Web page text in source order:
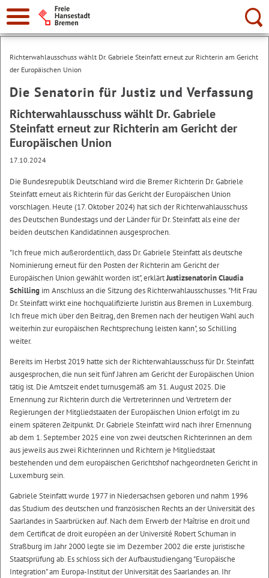
Suche:
Richterwahlausschuss wählt Dr. Gabriele Steinfatt erneut zur Richterin am Gericht
der Europäischen Union
Die Senatorin für Justiz und Verfassung
Richterwahlausschuss wählt Dr. Gabriele
Steinfatt erneut zur Richterin am Gericht der
Europäischen Union
17.10.2024
Die Bundesrepublik Deutschland wird die Bremer Richterin Dr. Gabriele
Steinfatt erneut als Richterin für das Gericht der Europäischen Union
vorschlagen. Heute (17. Oktober 2024) hat sich der Richterwahlausschuss
des Deutschen Bundestags und der Länder für Dr. Steinfatt als eine der
beiden deutschen Kandidatinnen ausgesprochen.
"Ich freue mich außerordentlich, dass Dr. Gabriele Steinfatt als deutsche
Nominierung erneut für den Posten der Richterin am Gericht der
Europäischen Union gewählt worden ist", erklärtJustizsenatorin Claudia
Schilling im Anschluss an die Sitzung des Richterwahlausschusses. "Mit Frau
Dr. Steinfatt wirkt eine hochqualifizierte Juristin aus Bremen in Luxemburg.
Ich freue mich über den Beitrag, den Bremen nach der heutigen Wahl auch
weiterhin zur europäischen Rechtsprechung leisten kann", so Schilling
weiter.
Bereits im Herbst 2019 hatte sich der Richterwahlausschuss für Dr. Steinfatt
ausgesprochen, die nun seit fünf Jahren am Gericht der Europäischen Union
tätig ist. Die Amtszeit endet turnusgemäß am 31. August 2025. Die
Ernennung zur Richterin durch die Vertreterinnen und Vertretern der
Regierungen der Mitgliedstaaten der Europäischen Union erfolgt im zu
einem späteren Zeitpunkt. Dr. Gabriele Steinfatt wird nach ihrer Ernennung
ab dem 1. September 2025 eine von zwei deutschen Richterinnen an dem
aus jeweils aus zwei Richterinnen und Richtern je Mitgliedstaat
bestehenden und dem europäischen Gerichtshof nachgeordneten Gericht in
Luxemburg sein.
Gabriele Steinfatt wurde 1977 in Niedersachsen geboren und nahm 1996
das Studium des deutschen und französischen Rechts an der Universität des
Saarlandes in Saarbrücken auf. Nach dem Erwerb der Maîtrise en droit und
dem Certificat de droit européen an der Université Robert Schuman in
Straßburg im Jahr 2000 legte sie im Dezember 2002 die erste juristische
Staatsprüfung ab. Es schloss sich der Aufbaustudiengang "Europäische
Integration" am Europa-Institut der Universität des Saarlandes an. Ihr